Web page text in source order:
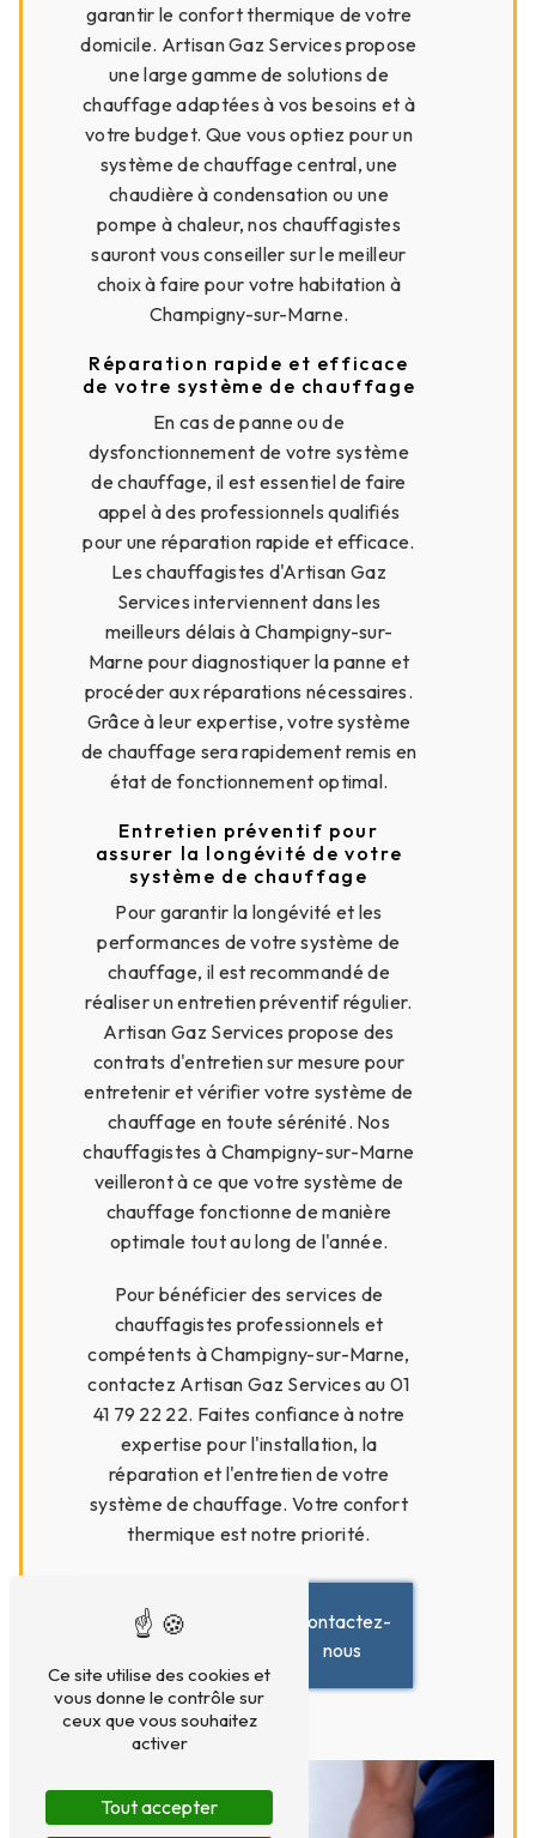
garantir le confort thermique de votre
domicile. Artisan Gaz Services propose
une large gamme de solutions de
chauffage adaptées à vos besoins et à
votre budget. Que vous optiez pour un
système de chauffage central, une
chaudière à condensation ou une
pompe à chaleur, nos chauffagistes
sauront vous conseiller sur le meilleur
choix à faire pour votre habitation à
Champigny-sur-Marne.
Réparation rapide et efficace
de votre système de chauffage
En cas de panne ou de
dysfonctionnement de votre système
de chauffage, il est essentiel de faire
appel à des professionnels qualifiés
pour une réparation rapide et efficace.
Les chauffagistes d'Artisan Gaz
Services interviennent dans les
meilleurs délais à Champigny-sur-
Marne pour diagnostiquer la panne et
procéder aux réparations nécessaires.
Grâce à leur expertise, votre système
de chauffage sera rapidement remis en
état de fonctionnement optimal.
Entretien préventif pour
assurer la longévité de votre
système de chauffage
Pour garantir la longévité et les
performances de votre système de
chauffage, il est recommandé de
réaliser un entretien préventif régulier.
Artisan Gaz Services propose des
contrats d'entretien sur mesure pour
entretenir et vérifier votre système de
chauffage en toute sérénité. Nos
chauffagistes à Champigny-sur-Marne
veilleront à ce que votre système de
chauffage fonctionne de manière
optimale tout au long de l'année.
Pour bénéficier des services de
chauffagistes professionnels et
compétents à Champigny-sur-Marne,
contactez Artisan Gaz Services au 01
41 79 22 22. Faites confiance à notre
expertise pour l'installation, la
réparation et l'entretien de votre
système de chauffage. Votre confort
thermique est notre priorité.
savoir
plus
Contactez-
nous
Ce site utilise des cookies et
vous donne le contrôle sur
ceux que vous souhaitez
activer
Tout accepter